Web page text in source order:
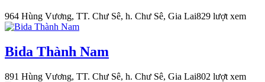
964 Hùng Vương, TT. Chư Sê, h. Chư Sê, Gia Lai829 lượt xem
Bida Thành Nam
891 Hùng Vương, TT. Chư Sê, h. Chư Sê, Gia Lai802 lượt xem